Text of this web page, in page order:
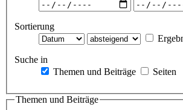
Sortierung
Suche in
Themen und Beiträge
Seiten
Themen und Beiträge